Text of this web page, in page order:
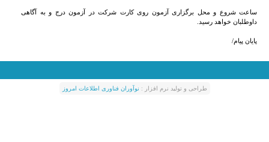
ساعت شروع و محل برگزاری آزمون روی کارت شرکت در آزمون درج و به آگاهی
داوطلبان خواهد رسید.
پایان پیام/
طراحی و توليد نرم افزار : نوآوران فناوری اطلاعات امروز